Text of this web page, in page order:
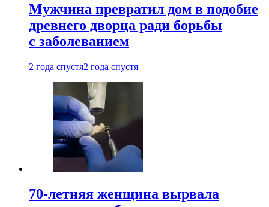
Мужчина превратил дом в подобие
древнего дворца ради борьбы
с заболеванием
2 года спустя2 года спустя
70-летняя женщина вырвала